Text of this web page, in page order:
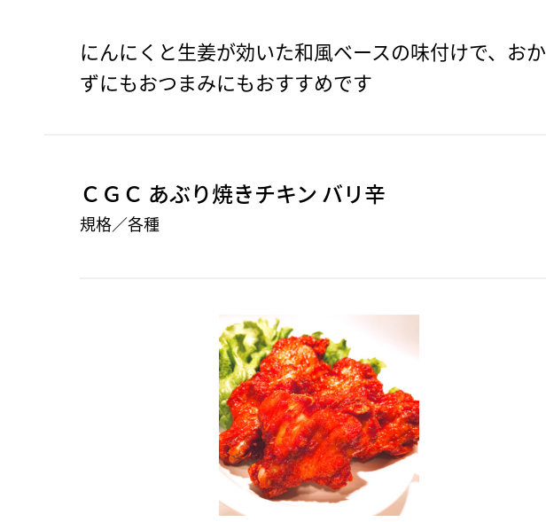
にんにくと生姜が効いた和風ベースの味付けで、おか
ずにもおつまみにもおすすめです
ＣＧＣ あぶり焼きチキン バリ辛
規格／各種